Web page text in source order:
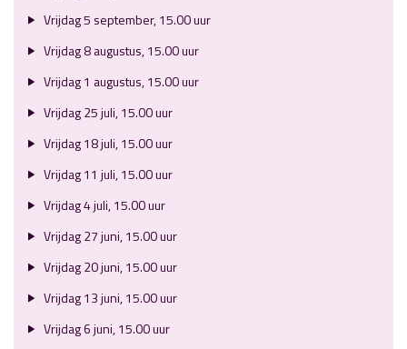
Vrijdag 5 september, 15.00 uur
Vrijdag 8 augustus, 15.00 uur
Vrijdag 1 augustus, 15.00 uur
Vrijdag 25 juli, 15.00 uur
Vrijdag 18 juli, 15.00 uur
Vrijdag 11 juli, 15.00 uur
Vrijdag 4 juli, 15.00 uur
Vrijdag 27 juni, 15.00 uur
Vrijdag 20 juni, 15.00 uur
Vrijdag 13 juni, 15.00 uur
Vrijdag 6 juni, 15.00 uur